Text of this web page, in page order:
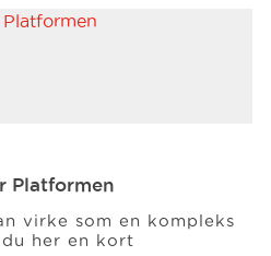
Platformen
virke som en kompleks
her en kort
os